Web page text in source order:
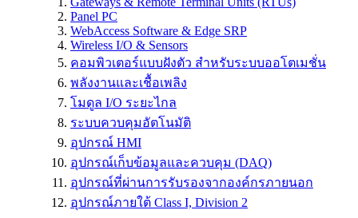
Panel PC
WebAccess Software & Edge SRP
Wireless I/O & Sensors
คอมพิวเตอร์แบบฝังตัว สำหรับระบบออโตเมชั่น
พลังงานและเชื้อเพลิง
โมดูล I/O ระยะไกล
ระบบควบคุมอัตโนมัติ
อุปกรณ์ HMI
อุปกรณ์เก็บข้อมูลและควบคุม (DAQ)
อุปกรณ์ที่ผ่านการรับรองจากองค์กรภายนอก
อุปกรณ์ภายใต้ Class I, Division 2